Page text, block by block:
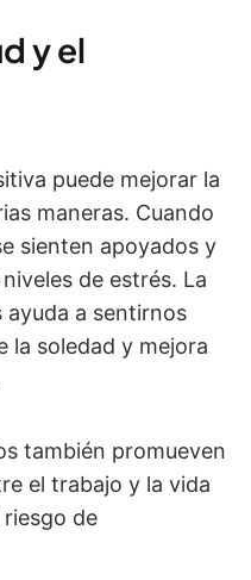
y el
puede mejorar la
maneras. Cuando
sienten apoyados y
de estrés. La
a sentirnos
la soledad y mejora
también promueven
el trabajo y la vida
de